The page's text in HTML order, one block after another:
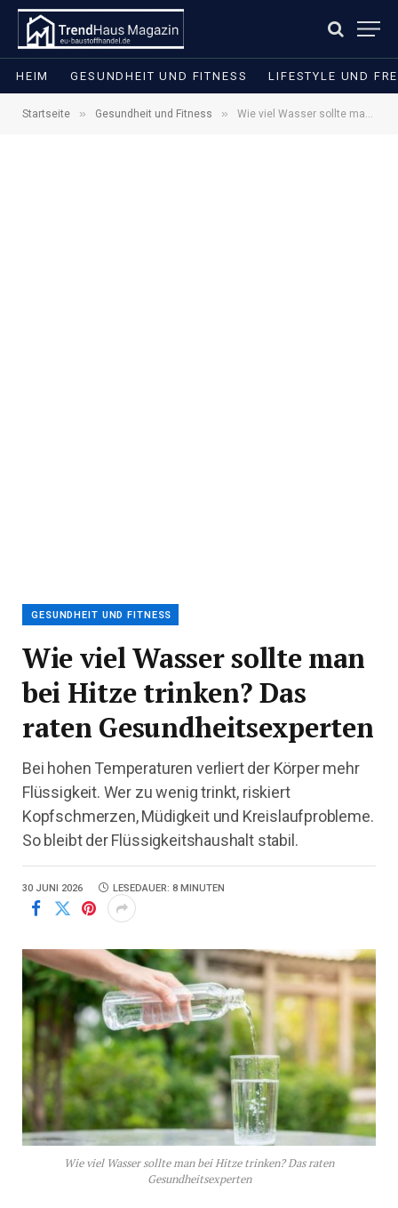
HEIM GESUNDHEIT UND FITNESS LIFESTYLE UND
Startseite » Gesundheit und Fitness » Wie viel Wasser sollte man bei Hitze trinken? Das raten Gesundheitsexperten
GESUNDHEIT UND FITNESS
Wie viel Wasser sollte man
bei Hitze trinken? Das
raten Gesundheitsexperten
Bei hohen Temperaturen verliert der Körper mehr
Flüssigkeit. Wer zu wenig trinkt, riskiert
Kopfschmerzen, Müdigkeit und Kreislaufprobleme.
So bleibt der Flüssigkeitshaushalt stabil.
30 JUNI 2026 LESEDAUER: 8 MINUTEN
Wie viel Wasser sollte man bei Hitze trinken? Das raten
Gesundheitsexperten